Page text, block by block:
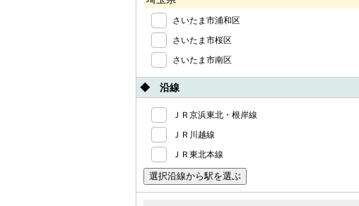
さいたま市浦和区
さいたま市桜区
さいたま市南区
◆ 沿線
ＪＲ京浜東北・根岸線
ＪＲ川越線
ＪＲ東北本線